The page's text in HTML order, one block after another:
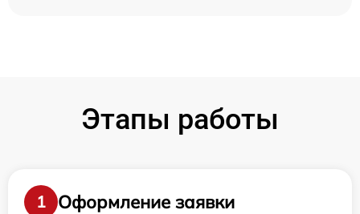
Этапы работы
1
Оформление заявки